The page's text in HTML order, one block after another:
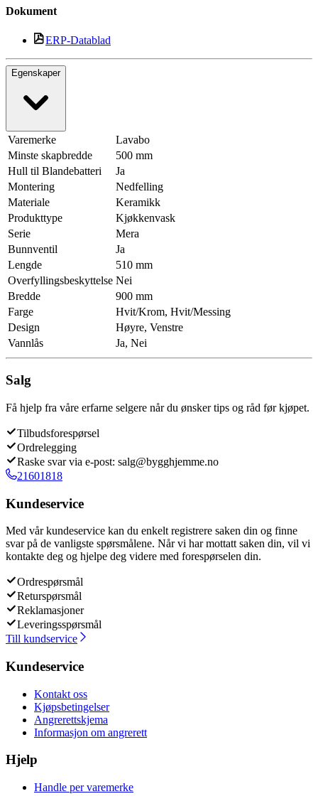
Dokument
ERP-Datablad
Egenskaper
Varemerke
Lavabo
Minste skapbredde
500 mm
Hull til Blandebatteri
Ja
Montering
Nedfelling
Materiale
Keramikk
Produkttype
Kjøkkenvask
Serie
Mera
Bunnventil
Ja
Lengde
510 mm
Overfyllingsbeskyttelse Nei
Bredde
900 mm
Farge
Hvit/Krom, Hvit/Messing
Design
Høyre, Venstre
Vannlås
Ja, Nei
Salg
Få hjelp fra våre erfarne selgere når du ønsker tips og råd før kjøpet.
Tilbudsforespørsel
Ordrelegging
Raske svar via e-post: salg@bygghjemme.no
21601818
Kundeservice
Med vår kundeservice kan du enkelt registrere saken din og finne
svar på de vanligste spørsmålene. Når vi har mottatt saken din, vil vi
kontakte deg og hjelpe deg videre med forespørselen din.
Ordrespørsmål
Returspørsmål
Reklamasjoner
Leveringsspørsmål
Till kundservice
Kundeservice
Kontakt oss
Kjøpsbetingelser
Angrerettskjema
Informasjon om angrerett
Hjelp
Handle per varemerke